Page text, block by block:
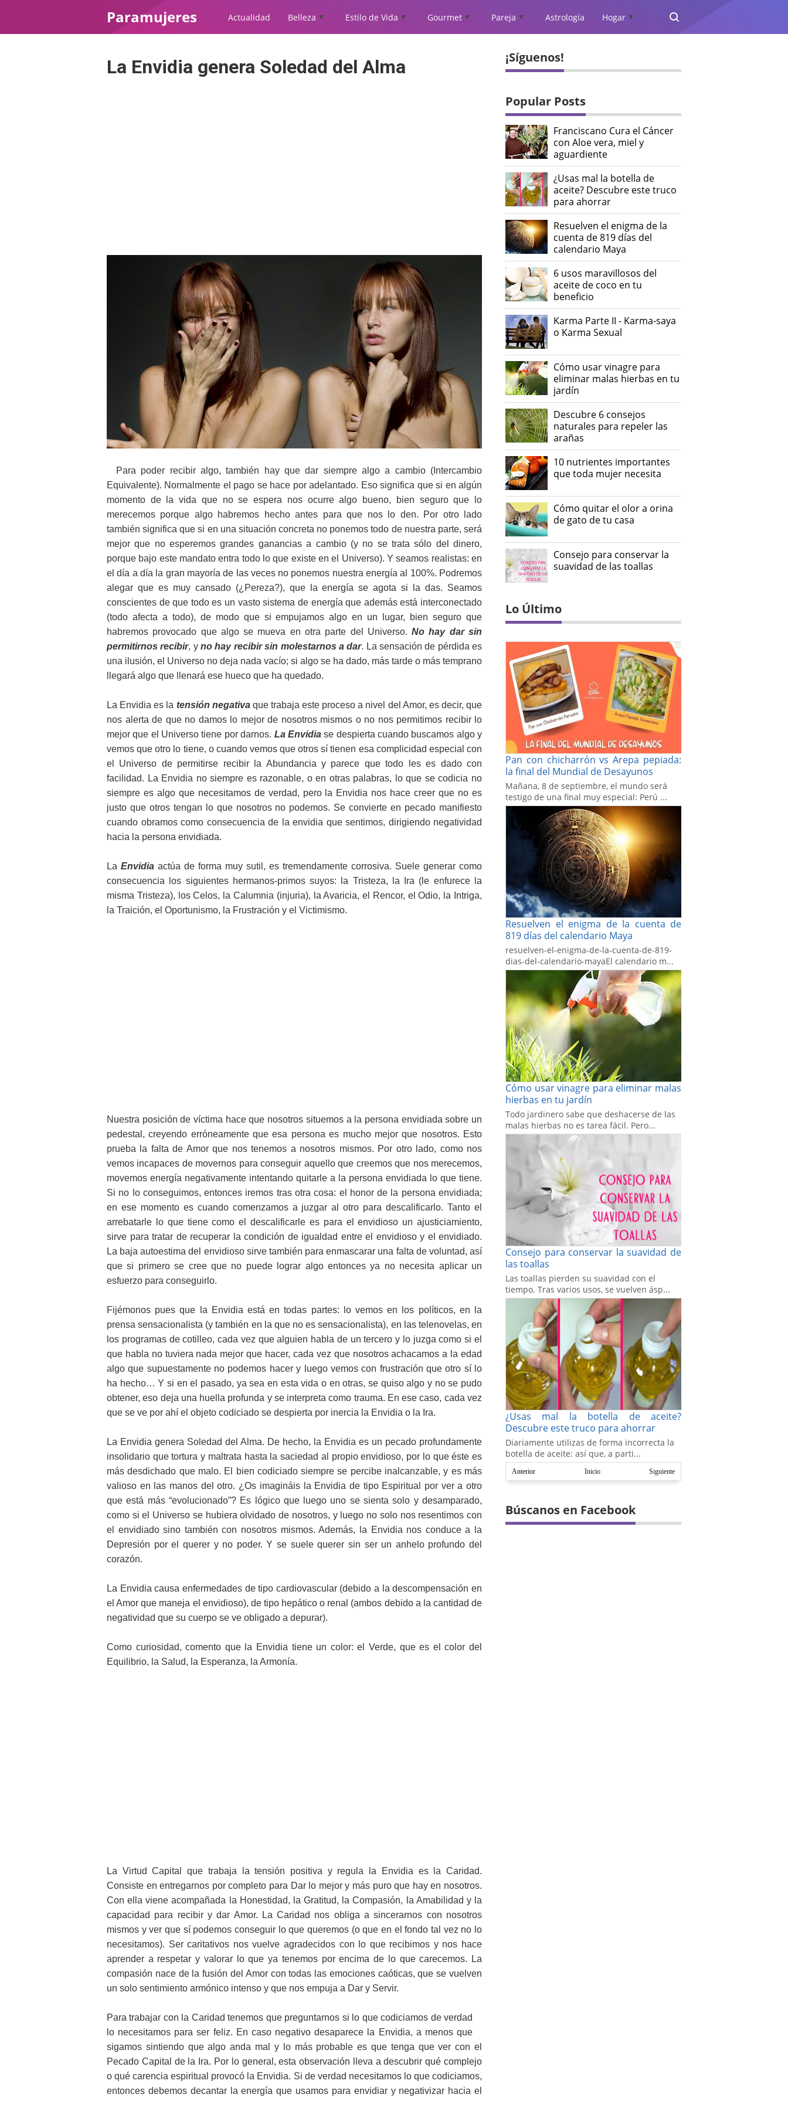
Paramujeres Actualidad Belleza ▲ Estilo de Vida ▲ Gourmet ▲ Pareja ▲ Astrología Hogar ▲
La Envidia genera Soledad del Alma
Para poder recibir algo, también hay que dar siempre algo a cambio (Intercambio
Equivalente). Normalmente el pago se hace por adelantado. Eso significa que si en algún
momento de la vida que no se espera nos ocurre algo bueno, bien seguro que lo
merecemos porque algo habremos hecho antes para que nos lo den. Por otro lado
también significa que si en una situación concreta no ponemos todo de nuestra parte, será
mejor que no esperemos grandes ganancias a cambio (y no se trata sólo del dinero,
porque bajo este mandato entra todo lo que existe en el Universo). Y seamos realistas: en
el día a día la gran mayoría de las veces no ponemos nuestra energía al 100%. Podremos
alegar que es muy cansado (¿Pereza?), que la energía se agota si la das. Seamos
conscientes de que todo es un vasto sistema de energía que además está interconectado
(todo afecta a todo), de modo que si empujamos algo en un lugar, bien seguro que
habremos provocado que algo se mueva en otra parte del Universo.No hay dar sin
permitirnos recibir, yno hay recibir sin molestarnos a dar. La sensación de pérdida es
una ilusión, el Universo no deja nada vacío; si algo se ha dado, más tarde o más temprano
llegará algo que llenará ese hueco que ha quedado.
La Envidia es la tensión negativaque trabaja este proceso a nivel del Amor, es decir, que
nos alerta de que no damos lo mejor de nosotros mismos o no nos permitimos recibir lo
mejor que el Universo tiene por darnos. La Envidiase despierta cuando buscamos algo y
vemos que otro lo tiene, o cuando vemos que otros sí tienen esa complicidad especial con
el Universo de permitirse recibir la Abundancia y parece que todo les es dado con
facilidad. La Envidia no siempre es razonable, o en otras palabras, lo que se codicia no
siempre es algo que necesitamos de verdad, pero la Envidia nos hace creer que no es
justo que otros tengan lo que nosotros no podemos. Se convierte en pecado manifiesto
cuando obramos como consecuencia de la envidia que sentimos, dirigiendo negatividad
hacia la persona envidiada.
La Envidia actúa de forma muy sutil, es tremendamente corrosiva. Suele generar como
consecuencia los siguientes hermanos-primos suyos: la Tristeza, la Ira (le enfurece la
misma Tristeza), los Celos, la Calumnia (injuria), la Avaricia, el Rencor, el Odio, la Intriga,
la Traición, el Oportunismo, la Frustración y el Victimismo.
Nuestra posición de víctima hace que nosotros situemos a la persona envidiada sobre un
pedestal, creyendo erróneamente que esa persona es mucho mejor que nosotros. Esto
prueba la falta de Amor que nos tenemos a nosotros mismos. Por otro lado, como nos
vemos incapaces de movernos para conseguir aquello que creemos que nos merecemos,
movemos energía negativamente intentando quitarle a la persona envidiada lo que tiene.
Si no lo conseguimos, entonces iremos tras otra cosa: el honor de la persona envidiada;
en ese momento es cuando comenzamos a juzgar al otro para descalificarlo. Tanto el
arrebatarle lo que tiene como el descalificarle es para el envidioso un ajusticiamiento,
sirve para tratar de recuperar la condición de igualdad entre el envidioso y el envidiado.
La baja autoestima del envidioso sirve también para enmascarar una falta de voluntad, así
que si primero se cree que no puede lograr algo entonces ya no necesita aplicar un
esfuerzo para conseguirlo.
Fijémonos pues que la Envidia está en todas partes: lo vemos en los políticos, en la
prensa sensacionalista (y también en la que no es sensacionalista), en las telenovelas, en
los programas de cotilleo, cada vez que alguien habla de un tercero y lo juzga como si el
que habla no tuviera nada mejor que hacer, cada vez que nosotros achacamos a la edad
algo que supuestamente no podemos hacer y luego vemos con frustración que otro sí lo
ha hecho… Y si en el pasado, ya sea en esta vida o en otras, se quiso algo y no se pudo
obtener, eso deja una huella profunda y se interpreta como trauma. En ese caso, cada vez
que se ve por ahí el objeto codiciado se despierta por inercia la Envidia o la Ira.
La Envidia genera Soledad del Alma. De hecho, la Envidia es un pecado profundamente
insolidario que tortura y maltrata hasta la saciedad al propio envidioso, por lo que éste es
más desdichado que malo. El bien codiciado siempre se percibe inalcanzable, y es más
valioso en las manos del otro. ¿Os imagináis la Envidia de tipo Espiritual por ver a otro
que está más “evolucionado”? Es lógico que luego uno se sienta solo y desamparado,
como si el Universo se hubiera olvidado de nosotros, y luego no solo nos resentimos con
el envidiado sino también con nosotros mismos. Además, la Envidia nos conduce a la
Depresión por el querer y no poder. Y se suele querer sin ser un anhelo profundo del
corazón.
La Envidia causa enfermedades de tipo cardiovascular (debido a la descompensación en
el Amor que maneja el envidioso), de tipo hepático o renal (ambos debido a la cantidad de
negatividad que su cuerpo se ve obligado a depurar).
Como curiosidad, comento que la Envidia tiene un color: el Verde, que es el color del
Equilibrio, la Salud, la Esperanza, la Armonía.
La Virtud Capital que trabaja la tensión positiva y regula la Envidia es la Caridad.
Consiste en entregarnos por completo para Dar lo mejor y más puro que hay en nosotros.
Con ella viene acompañada la Honestidad, la Gratitud, la Compasión, la Amabilidad y la
capacidad para recibir y dar Amor. La Caridad nos obliga a sincerarnos con nosotros
mismos y ver que sí podemos conseguir lo que queremos (o que en el fondo tal vez no lo
necesitamos). Ser caritativos nos vuelve agradecidos con lo que recibimos y nos hace
aprender a respetar y valorar lo que ya tenemos por encima de lo que carecemos. La
compasión nace de la fusión del Amor con todas las emociones caóticas, que se vuelven
un solo sentimiento armónico intenso y que nos empuja a Dar y Servir.
Para trabajar con la Caridad tenemos que preguntarnos si lo que codiciamos de verdad
lo necesitamos para ser feliz. En caso negativo desaparece la Envidia, a menos que
sigamos sintiendo que algo anda mal y lo más probable es que tenga que ver con el
Pecado Capital de la Ira. Por lo general, esta observación lleva a descubrir qué complejo
o qué carencia espiritual provocó la Envidia. Si de verdad necesitamos lo que codiciamos,
entonces debemos decantar la energía que usamos para envidiar y negativizar hacia el
¡Síguenos!
Popular Posts
Franciscano Cura el Cáncer
con Aloe vera, miel y
aguardiente
¿Usas mal la botella de
aceite? Descubre este truco
para ahorrar
Resuelven el enigma de la
cuenta de 819 días del
calendario Maya
6 usos maravillosos del
aceite de coco en tu
beneficio
Karma Parte II - Karma-saya
o Karma Sexual
Cómo usar vinagre para
eliminar malas hierbas en tu
jardín
Descubre 6 consejos
naturales para repeler las
arañas
10 nutrientes importantes
que toda mujer necesita
Cómo quitar el olor a orina
de gato de tu casa
Consejo para conservar la
suavidad de las toallas
Lo Último
Pan con chicharrón vs Arepa pepiada:
la final del Mundial de Desayunos
Mañana, 8 de septiembre, el mundo será
testigo de una final muy especial: Perú ...
Resuelven el enigma de la cuenta de
819 días del calendario Maya
resuelven-el-enigma-de-la-cuenta-de-819-
dias-del-calendario-mayaEl calendario m...
Cómo usar vinagre para eliminar malas
hierbas en tu jardín
Todo jardinero sabe que deshacerse de las
malas hierbas no es tarea fácil. Pero...
Consejo para conservar la suavidad de
las toallas
Las toallas pierden su suavidad con el
tiempo. Tras varios usos, se vuelven ásp...
¿Usas mal la botella de aceite?
Descubre este truco para ahorrar
Diariamente utilizas de forma incorrecta la
botella de aceite: así que, a parti...
Anterior Siguiente
Inicio
Búscanos en Facebook